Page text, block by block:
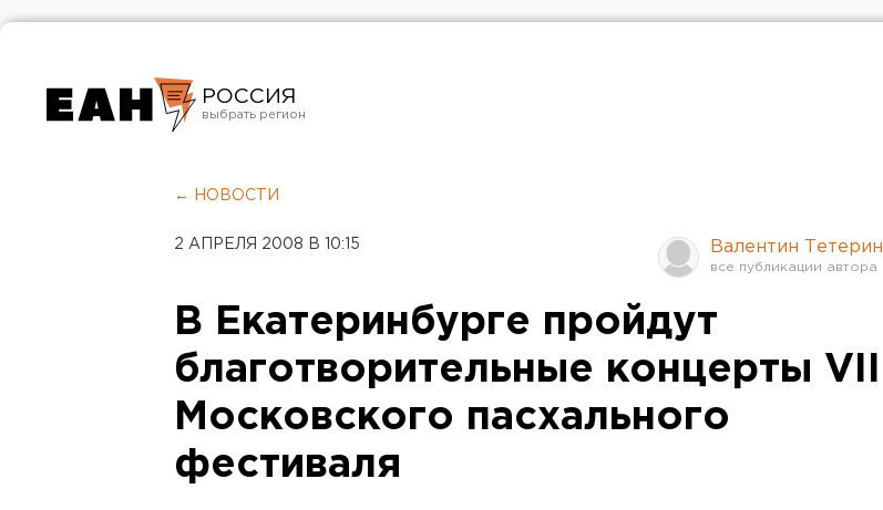
РОССИЯ
Челябинск
← НОВОСТИ
2 АПРЕЛЯ 2008 В 10:15 Валентин Тетерин
В Екатеринбурге пройдут
благотворительные концерты VII
Московского пасхального
фестиваля